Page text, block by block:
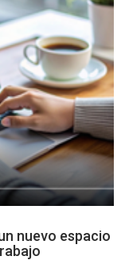
nuevo espacio